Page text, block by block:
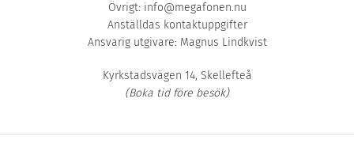
Övrigt: info@megafonen.nu
Anställdas kontaktuppgifter
Ansvarig utgivare: Magnus Lindkvist
Kyrkstadsvägen 14, Skellefteå
(Boka tid före besök)